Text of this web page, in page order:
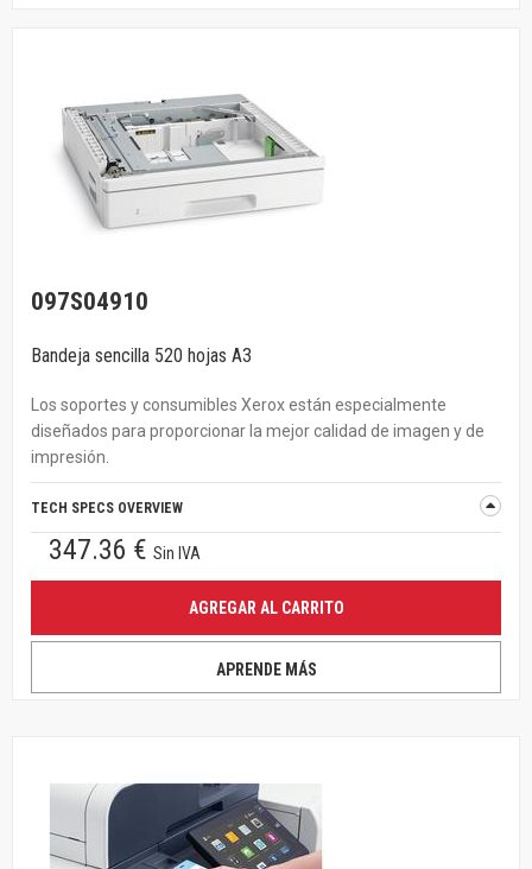
097S04910
Bandeja sencilla 520 hojas A3
Los soportes y consumibles Xerox están especialmente
diseñados para proporcionar la mejor calidad de imagen y de
impresión.
TECH SPECS OVERVIEW
347.36 € Sin IVA
AGREGAR AL CARRITO
APRENDE MÁS